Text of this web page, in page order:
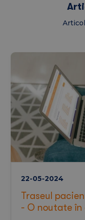
22-05-2024
Traseul
- O noutate în